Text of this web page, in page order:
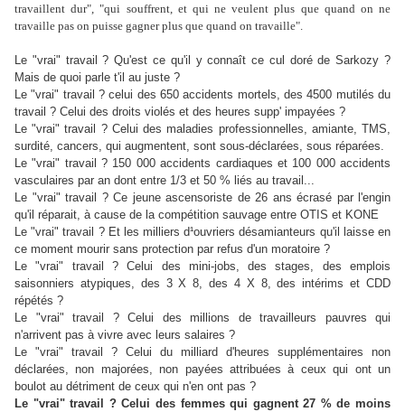
travaillent dur", "qui souffrent, et qui ne veulent plus que quand on ne
travaille pas on puisse gagner plus que quand on travaille".
Le "vrai" travail ? Qu'est ce qu'il y connaît ce cul doré de Sarkozy ?
Mais de quoi parle t'il au juste ?
Le "vrai" travail ? celui des 650 accidents mortels, des 4500 mutilés du
travail ? Celui des droits violés et des heures supp' impayées ?
Le "vrai" travail ? Celui des maladies professionnelles, amiante, TMS,
surdité, cancers, qui augmentent, sont sous-déclarées, sous réparées.
Le "vrai" travail ? 150 000 accidents cardiaques et 100 000 accidents
vasculaires par an dont entre 1/3 et 50 % liés au travail...
Le "vrai" travail ? Ce jeune ascensoriste de 26 ans écrasé par l'engin
qu'il réparait, à cause de la compétition sauvage entre OTIS et KONE
Le "vrai" travail ? Et les milliers d¹ouvriers désamianteurs qu'il laisse en
ce moment mourir sans protection par refus d'un moratoire ?
Le "vrai" travail ? Celui des mini-jobs, des stages, des emplois
saisonniers atypiques, des 3 X 8, des 4 X 8, des intérims et CDD
répétés ?
Le "vrai" travail ? Celui des millions de travailleurs pauvres qui
n'arrivent pas à vivre avec leurs salaires ?
Le "vrai" travail ? Celui du milliard d'heures supplémentaires non
déclarées, non majorées, non payées attribuées à ceux qui ont un
boulot au détriment de ceux qui n'en ont pas ?
Le "vrai" travail ? Celui des femmes qui gagnent 27 % de moins